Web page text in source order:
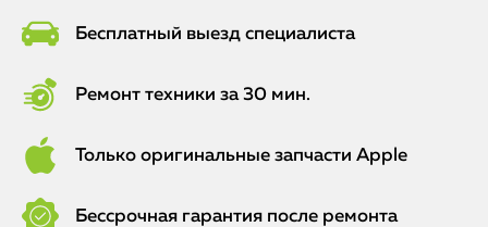
Бесплатный выезд специалиста
Ремонт техники за 30 мин.
Только оригинальные запчасти Apple
Бессрочная гарантия после ремонта